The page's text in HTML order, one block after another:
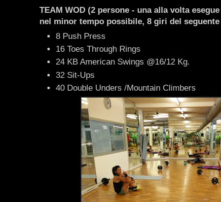
TEAM WOD (2 persone - una alla volta
nel minor tempo possibile, 8 giri del
8 Push Press
16 Toes Through Rings
24 KB American Swings @16/12 Kg.
32 Sit-Ups
40 Double Unders /Mountain Climbers